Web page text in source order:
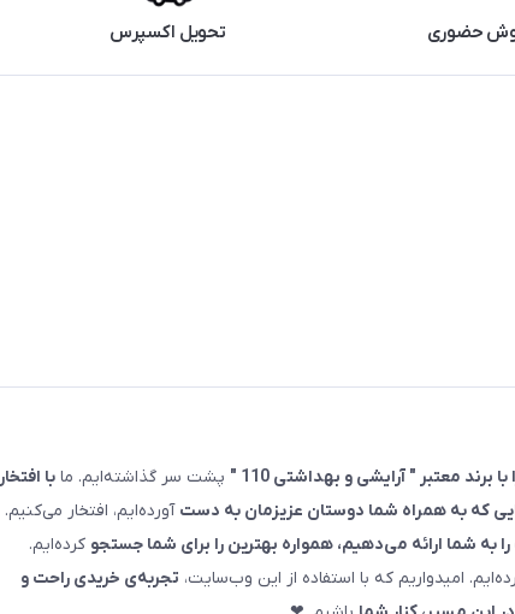
تحویل اکسپرس
پشت سر گذاشته‌ایم. ما با افتخار
که به همراه شما دوستان عزیزمان به دست آورده‌ایم، افتخار می‌کنیم.
به شما ارائه می‌دهیم، همواره بهترین را برای شما جستجو کرده‌ایم.
امیدواریم که با استفاده از این وب‌سایت، تجربه‌ی خریدی راحت و